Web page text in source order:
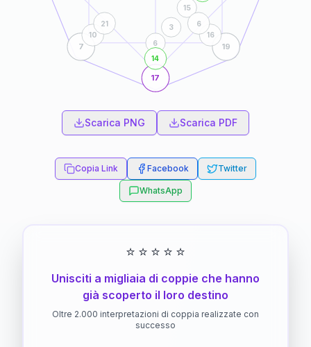
17
7 19
6
3
15
14
10
21
16
6
Scarica PNG Scarica PDF
Copia Link Facebook Twitter
WhatsApp
⭐ ⭐ ⭐ ⭐ ⭐
Unisciti a migliaia di coppie che hanno
già scoperto il loro destino
Oltre 2.000 interpretazioni di coppia realizzate con
successo